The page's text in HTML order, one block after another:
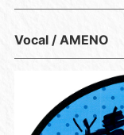
Vocal / AMENO